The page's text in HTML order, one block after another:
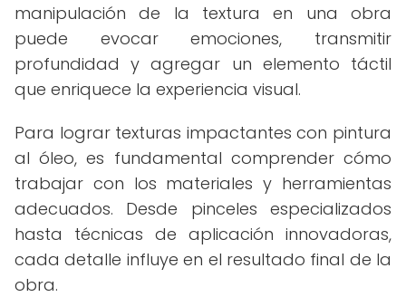
manipulación de la textura en una obra
puede evocar emociones, transmitir
profundidad y agregar un elemento táctil
que enriquece la experiencia visual.
Para lograr texturas impactantes con pintura
al óleo, es fundamental comprender cómo
trabajar con los materiales y herramientas
adecuados. Desde pinceles especializados
hasta técnicas de aplicación innovadoras,
cada detalle influye en el resultado final de la
obra.